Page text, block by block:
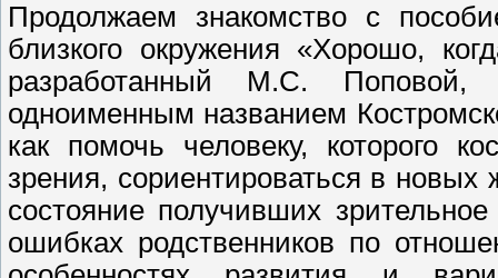
Продолжаем знакомство с
близкого окружения «Хорошо,
разработанный М.С. Поповой,
одноименным названием
как помочь человеку, которого
зрения, сориентироваться в
состояние получивших
ошибках родственников по